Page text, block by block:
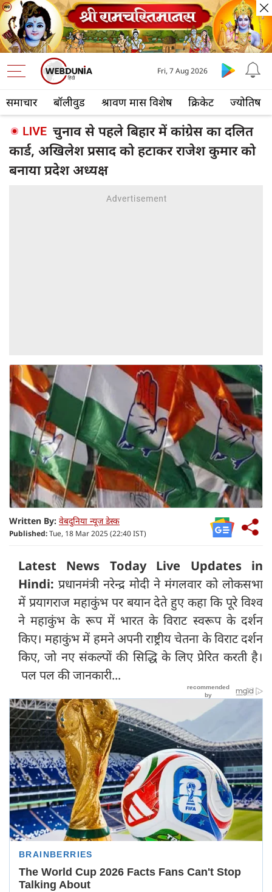
समाचार बॉलीवुड श्रावण मास विशेष क्रिकेट ज्योतिष
Fri, 7 Aug 2026
चुनाव से पहले बिहार में कांग्रेस का दलित
कार्ड, अखिलेश प्रसाद को हटाकर राजेश कुमार को
बनाया प्रदेश अध्यक्ष
Written By: वेबदुनिया न्यूज डेस्क
Published:Tue, 18 Mar 2025 (22:40 IST)
Latest News Today Live Updates in
Hindi: प्रधानमंत्री नरेन्द्र मोदी ने मंगलवार को लोकसभा
में प्रयागराज महाकुंभ पर बयान देते हुए कहा कि पूरे विश्व
ने महाकुंभ के रूप में भारत के विराट स्वरूप के दर्शन
किए। महाकुंभ में हमने अपनी राष्ट्रीय चेतना के विराट दर्शन
किए, जो नए संकल्पों की सिद्धि के लिए प्रेरित करती है।
पल पल की जानकारी...